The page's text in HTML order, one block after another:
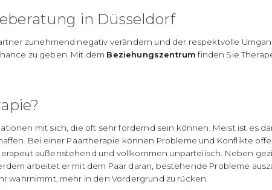
in Düsseldorf
zunehmend negativ verändern und der respektvolle
zu geben. Mit dem Beziehungszentrum finden Sie
mit sich, die oft sehr fordernd sein können. Meist ist es
Bei einer Paartherapie können Probleme und Konflikte
außenstehend und vollkommen unparteiisch. Neben
arbeitet er mit dem Paar daran, bestehende Probleme
wahrnimmt, mehr in den Vordergrund zu rücken.